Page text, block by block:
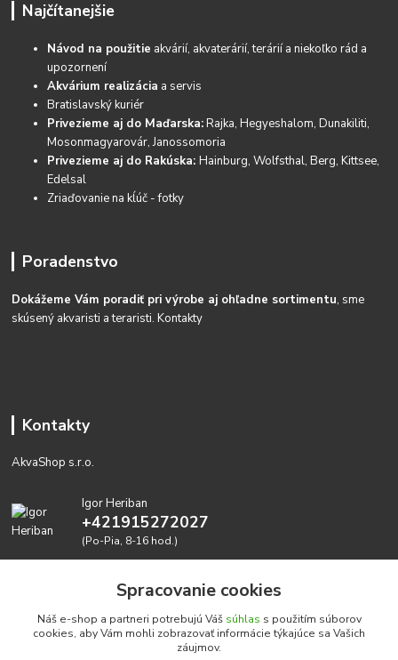
Najčítanejšie
Návod na použitie akvárií, akvaterárií, terárií a niekoľko rád a
upozornení
Akvárium realizácia a servis
Bratislavský kuriér
Privezieme aj do Maďarska:Rajka, Hegyeshalom, Dunakiliti,
Mosonmagyarovár, Janossomoria
Privezieme aj do Rakúska:Hainburg, Wolfsthal, Berg, Kittsee,
Edelsal
Zriaďovanie na kĺúč - fotky
Poradenstvo
Dokážeme Vám poradiť pri výrobe aj ohľadne sortimentu, sme
skúsený akvaristi a teraristi.Kontakty
Kontakty
AkvaShop s.r.o.
Igor Heriban
+421915272027
(Po-Pia, 8-16 hod.)
Spracovanie cookies
Náš e-shop a partneri potrebujú Váš súhlas s použitím súborov
cookies, aby Vám mohli zobrazovať informácie týkajúce sa Vašich
záujmov.